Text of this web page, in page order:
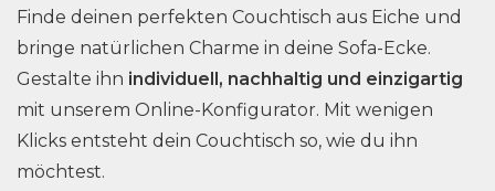
Finde deinen perfekten Couchtisch aus Eiche und
bringe natürlichen Charme in deine Sofa-Ecke.
Gestalte ihn individuell, nachhaltig und einzigartig
mit unserem Online-Konfigurator. Mit wenigen
Klicks entsteht dein Couchtisch so, wie du ihn
möchtest.